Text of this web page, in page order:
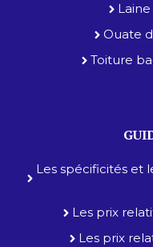
Ouate
Toiture
Les spécificités et
Les prix
Les prix